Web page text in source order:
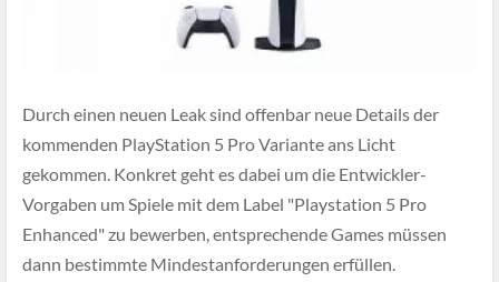
Durch einen neuen Leak sind offenbar neue Details der
kommenden PlayStation 5 Pro Variante ans Licht
gekommen. Konkret geht es dabei um die Entwickler-
Vorgaben um Spiele mit dem Label "Playstation 5 Pro
Enhanced" zu bewerben, entsprechende Games müssen
dann bestimmte Mindestanforderungen erfüllen.